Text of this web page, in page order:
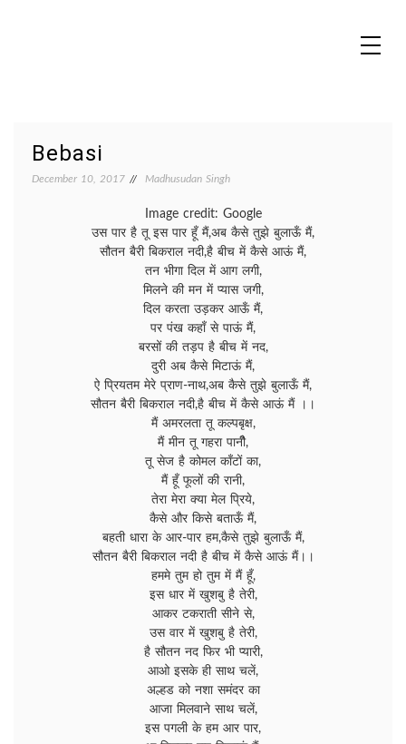
Bebasi
December 10, 2017 Madhusudan Singh
Image credit: Google
उस पार है तू इस पार हूँ मैं,अब कैसे तुझे बुलाऊँ मैं,
सौतन बैरी बिकराल नदी,है बीच में कैसे आऊं मैं,
तन भीगा दिल में आग लगी,
मिलने की मन में प्यास जगी,
दिल करता उड़कर आऊँ मैं,
पर पंख कहाँ से पाऊं मैं,
बरसों की तड़प है बीच में नद,
दुरी अब कैसे मिटाऊं मैं,
ऐ प्रियतम मेरे प्राण-नाथ,अब कैसे तुझे बुलाऊँ मैं,
सौतन बैरी बिकराल नदी,है बीच में कैसे आऊं मैं ।।
मैं अमरलता तू कल्पबृक्ष,
मैं मीन तू गहरा पानीै,
तू सेज है कोमल काँटों का,
मैं हूँ फूलों की रानी,
तेरा मेरा क्या मेल प्रिये,
कैसे और किसे बताऊँ मैं,
बहती धारा के आर-पार हम,कैसे तुझे बुलाऊँ मैं,
सौतन बैरी बिकराल नदी है बीच में कैसे आऊं मैं।।
हममे तुम हो तुम में मैं हूँ,
इस धार में खुशबु है तेरी,
आकर टकराती सीने से,
उस वार में खुशबु है तेरी,
है सौतन नद फिर भी प्यारी,
आओ इसके ही साथ चलें,
अल्हड को नशा समंदर का
आजा मिलवाने साथ चलें,
इस पगली के हम आर पार,